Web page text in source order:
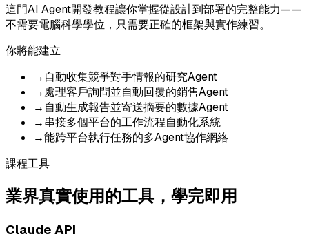
這門AI Agent開發教程讓你掌握從設計到部署的完整能力——
不需要電腦科學學位，只需要正確的框架與實作練習。
你將能建立
→ 自動收集競爭對手情報的研究Agent
→處理客戶詢問並自動回覆的銷售Agent
→ 自動生成報告並寄送摘要的數據Agent
→串接多個平台的工作流程自動化系統
→能跨平台執行任務的多Agent協作網絡
課程工具
業界真實使用的工具，學完即用
Claude API